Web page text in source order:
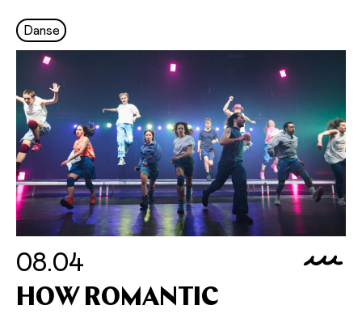
Danse
08.04
HOW ROMANTIC